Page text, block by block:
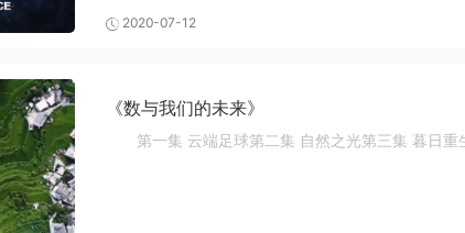
2020-07-12
《数与我们的未来》
第一集 云端足球第二集 自然之光第三集 暮日